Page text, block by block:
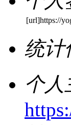
[url]https://
统计
个人